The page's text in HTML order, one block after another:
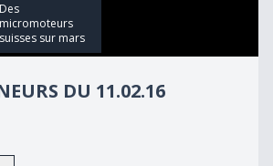
Des
micromoteurs
suisses sur mars
DU 11.02.16